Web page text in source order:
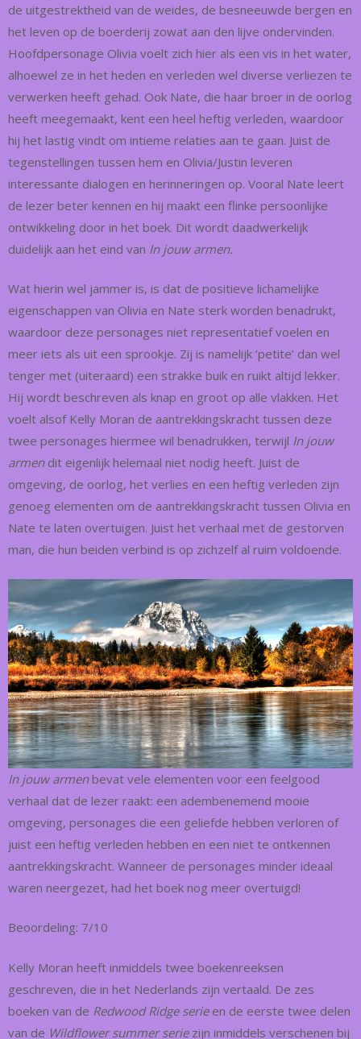
de uitgestrektheid van de weides, de besneeuwde bergen en
het leven op de boerderij zowat aan den lijve ondervinden.
Hoofdpersonage Olivia voelt zich hier als een vis in het water,
alhoewel ze in het heden en verleden wel diverse verliezen te
verwerken heeft gehad. Ook Nate, die haar broer in de oorlog
heeft meegemaakt, kent een heel heftig verleden, waardoor
hij het lastig vindt om intieme relaties aan te gaan. Juist de
tegenstellingen tussen hem en Olivia/Justin leveren
interessante dialogen en herinneringen op. Vooral Nate leert
de lezer beter kennen en hij maakt een flinke persoonlijke
ontwikkeling door in het boek. Dit wordt daadwerkelijk
duidelijk aan het eind van In jouw armen.
Wat hierin wel jammer is, is dat de positieve lichamelijke
eigenschappen van Olivia en Nate sterk worden benadrukt,
waardoor deze personages niet representatief voelen en
meer iets als uit een sprookje. Zij is namelijk ‘petite’ dan wel
tenger met (uiteraard) een strakke buik en ruikt altijd lekker.
Hij wordt beschreven als knap en groot op alle vlakken. Het
voelt alsof Kelly Moran de aantrekkingskracht tussen deze
twee personages hiermee wil benadrukken, terwijl In jouw
armen dit eigenlijk helemaal niet nodig heeft. Juist de
omgeving, de oorlog, het verlies en een heftig verleden zijn
genoeg elementen om de aantrekkingskracht tussen Olivia en
Nate te laten overtuigen. Juist het verhaal met de gestorven
man, die hun beiden verbind is op zichzelf al ruim voldoende.
In jouw armenbevat vele elementen voor een feelgood
verhaal dat de lezer raakt: een adembenemend mooie
omgeving, personages die een geliefde hebben verloren of
juist een heftig verleden hebben en een niet te ontkennen
aantrekkingskracht. Wanneer de personages minder ideaal
waren neergezet, had het boek nog meer overtuigd!
Beoordeling: 7/10
Kelly Moran heeft inmiddels twee boekenreeksen
geschreven, die in het Nederlands zijn vertaald. De zes
boeken van de Redwood Ridge serie en de eerste twee delen
van de Wildflower summer serie zijn inmiddels verschenen bij